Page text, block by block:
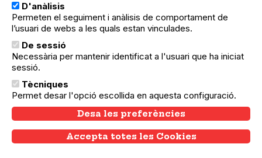
18.04.2026 18.04.2026
LA MAGISTRAL DE DANSA: TEMPS I
MOVIMENT
Taller de dansa dirigida a qualsevol persona
interessada en el moviment.
D'anàlisis
Permeten el seguiment i anàlisis de comportament de
l’usuari de webs a les quals estan vinculades.
De sessió
Necessària per mantenir identificat a l'usuari que ha iniciat
sessió.
Tècniques
Permet desar l'opció escollida en aquesta configuració.
Desa les preferències
Accepta totes les Cookies
Withdraw consent